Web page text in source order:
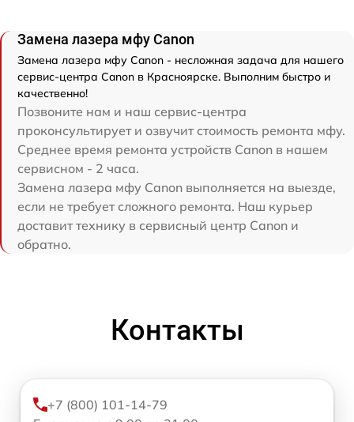
Замена лазера мфу Canon
Замена лазера мфу Canon - несложная задача для нашего
сервис-центра Canon в Красноярске. Выполним быстро и
качественно!
Позвоните нам и наш сервис-центра
проконсультирует и озвучит стоимость ремонта мфу.
Среднее время ремонта устройств Canon в нашем
сервисном - 2 часа.
Замена лазера мфу Canon выполняется на выезде,
если не требует сложного ремонта. Наш курьер
доставит технику в сервисный центр Canon и
обратно.
Контакты
+7 (800) 101-14-79